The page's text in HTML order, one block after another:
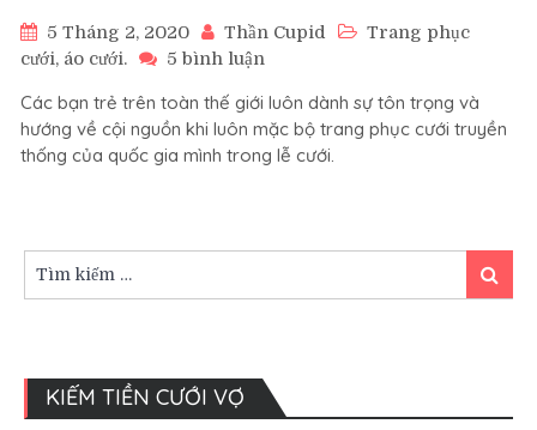
5 Tháng 2, 2020 Thần Cupid
Trang phục
cưới, áo cưới.
5 bình luận
phục
cưới
truyền
quốc
Các bạn trẻ trên toàn thế giới luôn dành sự tôn trọng và
hướng về cội nguồn khi luôn mặc bộ trang phục cưới truyền
thống của quốc gia mình trong lễ cưới.
kiếm:
Tìm
kiếm
KIẾM TIỀN CƯỚI VỢ